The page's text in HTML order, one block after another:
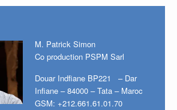
M. Patrick Simon
Co production PSPM Sarl
Douar Indfiane BP221 – Dar
Infiane – 84000 – Tata – Maroc
GSM: +212.661.61.01.70